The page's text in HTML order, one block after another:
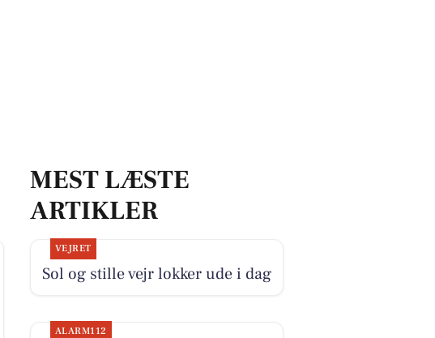
MEST LÆSTE
ARTIKLER
VEJRET
Sol og stille vejr lokker ude i dag
ALARM112